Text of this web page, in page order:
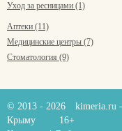
Уход за ресницами (1)
Аптеки (11)
Медицинские центры (7)
Стоматология (9)
© 2013 - 2026 kimeria.ru
Крыму
16+